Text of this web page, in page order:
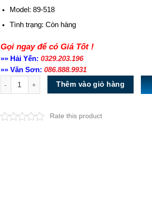
Model: 89-518
Tình trạng:Còn hàng
Gọi ngay để có Giá Tốt !
»» Hải Yến: 0329.203.196
»» Văn Sơn: 086.888.9931
Số lượng
Thêm vào giỏ hàng
Rate this product